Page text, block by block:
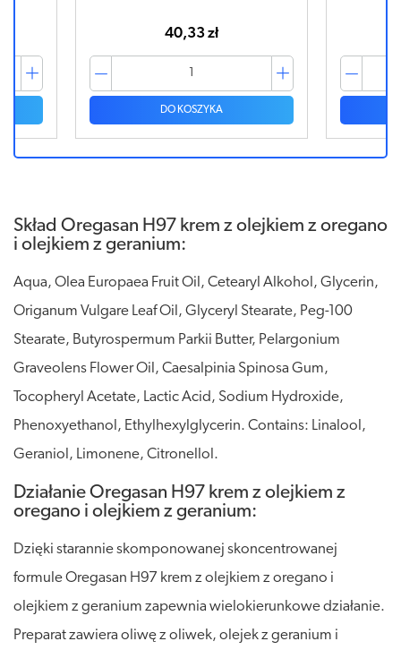
40,33 zł
DO KOSZYKA
Skład Oregasan H97 krem z olejkiem z oregano
i olejkiem z geranium:
Aqua, Olea Europaea Fruit Oil, Cetearyl Alkohol, Glycerin,
Origanum Vulgare Leaf Oil, Glyceryl Stearate, Peg-100
Stearate, Butyrospermum Parkii Butter, Pelargonium
Graveolens Flower Oil, Caesalpinia Spinosa Gum,
Tocopheryl Acetate, Lactic Acid, Sodium Hydroxide,
Phenoxyethanol, Ethylhexylglycerin. Contains: Linalool,
Geraniol, Limonene, Citronellol.
Działanie Oregasan H97 krem z olejkiem z
oregano i olejkiem z geranium:
Dzięki starannie skomponowanej skoncentrowanej
formule Oregasan H97 krem z olejkiem z oregano i
olejkiem z geranium zapewnia wielokierunkowe działanie.
Preparat zawiera oliwę z oliwek, olejek z geranium i